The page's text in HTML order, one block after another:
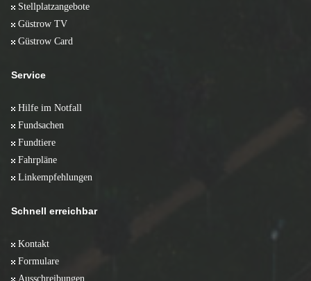
Stellplatzangebote
Güstrow TV
Güstrow Card
Service
Hilfe im Notfall
Fundsachen
Fundtiere
Fahrpläne
Linkempfehlungen
Schnell erreichbar
Kontakt
Formulare
Ausschreibungen